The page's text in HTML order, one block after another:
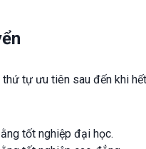
tự ưu tiên sau đến khi hết
tốt nghiệp đại học.